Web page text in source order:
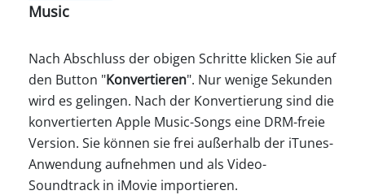
Music
Nach Abschluss der obigen Schritte klicken Sie auf
den Button "Konvertieren". Nur wenige Sekunden
wird es gelingen. Nach der Konvertierung sind die
konvertierten Apple Music-Songs eine DRM-freie
Version. Sie können sie frei außerhalb der iTunes-
Anwendung aufnehmen und als Video-
Soundtrack in iMovie importieren.